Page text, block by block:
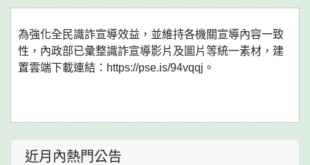
為強化全民識詐宣導效益，並維持各機關宣導內容一致
性，內政部已彙整識詐宣導影片及圖片等統一素材，建
置雲端下載連結：https://pse.is/94vqqj。
近月內熱門公告